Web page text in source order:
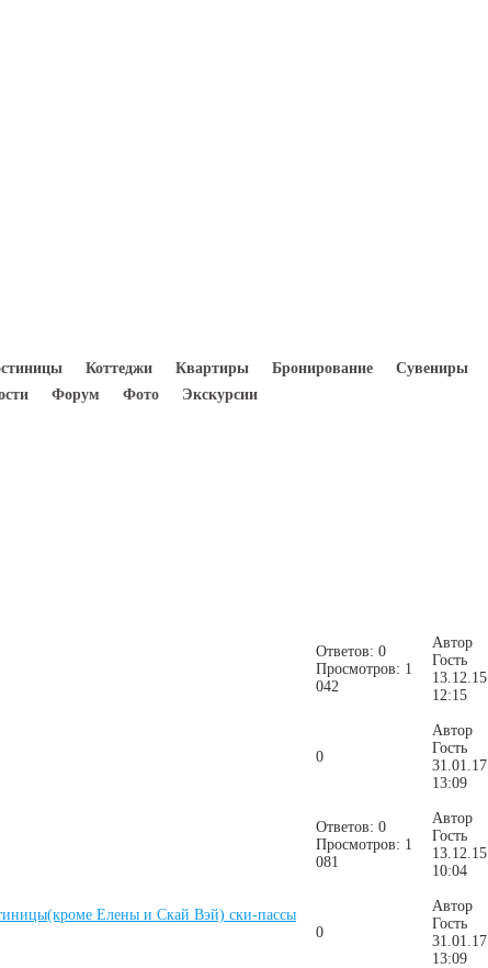
Коттеджи Квартиры Бронирование
Сувениры
Форум Фото Экскурсии
Ответов: 0
Просмотров: 1
042
Автор
Гость
13.12.15
12:15
0
Автор
Гость
31.01.17
13:09
Ответов: 0
Просмотров: 1
081
Автор
Гость
13.12.15
10:04
Елены и Скай Вэй) ски-пассы
0
Автор
Гость
31.01.17
13:09